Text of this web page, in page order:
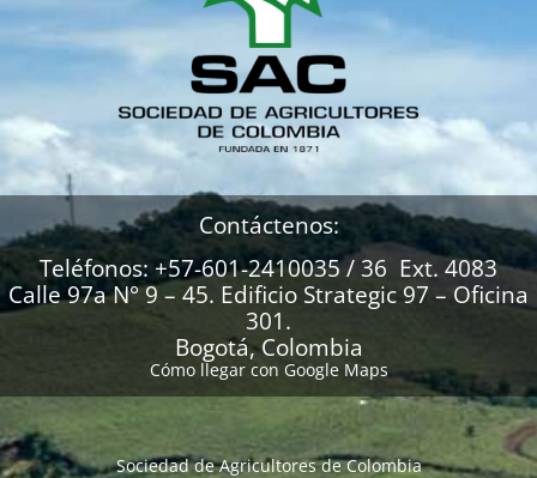
Contáctenos:
Teléfonos: +57-601-2410035 / 36 Ext. 4083
Calle 97a N° 9 – 45. Edificio Strategic 97 – Oficina
301.
Bogotá, Colombia
Cómo llegar con Google Maps
Sociedad de Agricultores de Colombia